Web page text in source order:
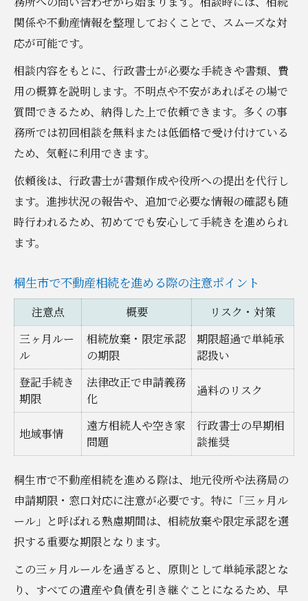
関係や不動産情報を整理しておくことで、スムーズな対
応が可能です。
相談内容をもとに、行政書士が必要な手続きや書類、費
用の概算を説明します。不明点や不安があればその場で
質問できるため、納得した上で依頼できます。多くの事
務所では初回相談を無料または低価格で受け付けている
ため、気軽に利用できます。
依頼後は、行政書士が書類作成や役所への提出を代行し
ます。進捗状況の報告や、追加で必要な情報の確認も随
時行われるため、初めてでも安心して手続きを進められ
ます。
桐生市で不動産相続を進める際の注意ポイント
注意点 概要
リスク・対策
三ヶ月ルー
ル
相続放棄・限定承認
の期限
期限超過で単純承
認扱い
登記手続き
期限
法律改正で申請義務
化
過料のリスク
地域事情
遠方相続人や空き家
問題
行政書士の早期相
談推奨
桐生市で不動産相続を進める際は、地元役所や法務局の
申請期限・窓口対応に注意が必要です。特に「三ヶ月ル
ール」と呼ばれる熟慮期間は、相続放棄や限定承認を選
択する重要な期限となります。
この三ヶ月ルールを過ぎると、原則として単純承認とな
り、すべての遺産や負債を引き継ぐことになるため、早